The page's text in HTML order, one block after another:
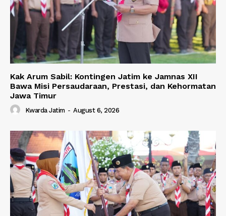
Kak Arum Sabil: Kontingen Jatim ke Jamnas XII
Bawa Misi Persaudaraan, Prestasi, dan Kehormatan
Jawa Timur
Kwarda Jatim - August 6, 2026